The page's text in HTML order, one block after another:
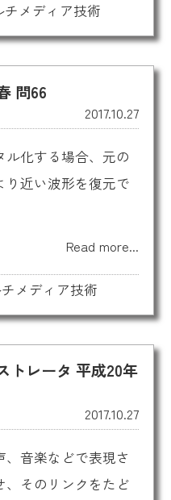
チメディア技術
問66
2017.10.27
ル化する場合、元の
り近い波形を復元で
Read more...
メディア技術
トレータ 平成20年
2017.10.27
音楽などで表現さ
、そのリンクをたど